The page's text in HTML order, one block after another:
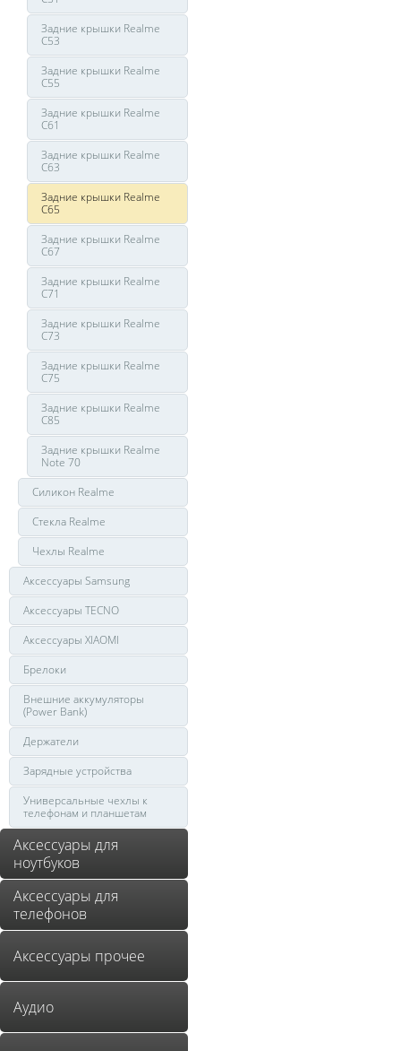
Задние крышки Realme
C53
Задние крышки Realme
C55
Задние крышки Realme
C61
Задние крышки Realme
C63
Задние крышки Realme
C65
Задние крышки Realme
C67
Задние крышки Realme
C71
Задние крышки Realme
C73
Задние крышки Realme
C75
Задние крышки Realme
C85
Задние крышки Realme
Note 70
Силикон Realme
Стекла Realme
Чехлы Realme
Аксессуары Samsung
Аксессуары TECNO
Аксессуары XIAOMI
Брелоки
Внешние аккумуляторы
(Power Bank)
Держатели
Зарядные устройства
Универсальные чехлы к
телефонам и планшетам
Аксессуары для
ноутбуков
Аксессуары для
телефонов
Аксессуары прочее
Аудио